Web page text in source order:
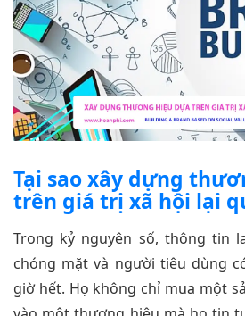
Tại sao xây dựng
trên giá trị xã hội lại
Trong kỷ nguyên số, thông tin
chóng mặt và người tiêu dùng
giờ hết. Họ không chỉ mua một